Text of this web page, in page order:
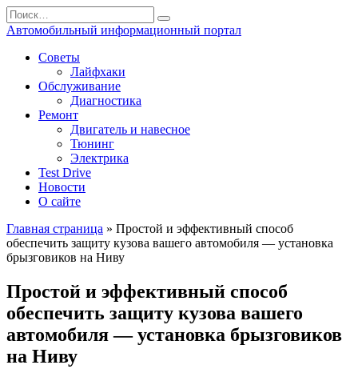
Перейти
к
Search
for:
Автомобильный информационный портал
Советы
Лайфхаки
Обслуживание
Диагностика
Ремонт
Двигатель и навесное
Тюнинг
Электрика
Test Drive
Новости
О сайте
Главная страница » Простой и эффективный способ
обеспечить защиту кузова вашего автомобиля — установка
брызговиков на Ниву
Простой и эффективный способ
обеспечить защиту кузова вашего
автомобиля — установка брызговиков
на Ниву